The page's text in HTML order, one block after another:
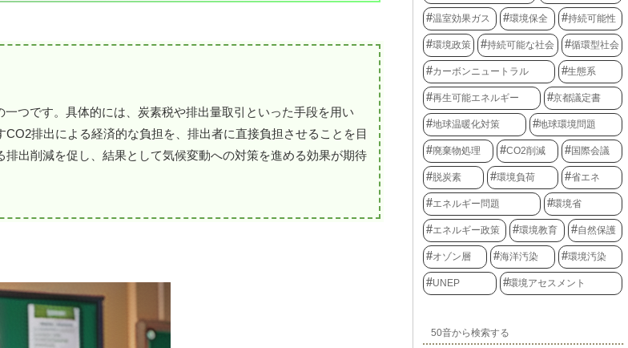
つです。具体的には、炭素税や排出量取引といった手段を用い
排出による経済的な負担を、排出者に直接負担させることを目
出削減を促し、結果として気候変動への対策を進める効果が期待
温室効果ガス 環境保全 持続可能性
環境政策 持続可能な社会 循環型社会
カーボンニュートラル 生態系
再生可能エネルギー 京都議定書
地球温暖化対策 地球環境問題
廃棄物処理 CO2削減 国際会議
脱炭素 環境負荷 省エネ
エネルギー問題 環境省
エネルギー政策 環境教育 自然保護
オゾン層 海洋汚染 環境汚染
UNEP 環境アセスメント
50音から検索する